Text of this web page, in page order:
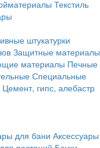
Текстиль
штукатурки
Защитные материалы
материалы Печные
Специальные
Цемент, гипс, алебастр
для бани Аксессуары